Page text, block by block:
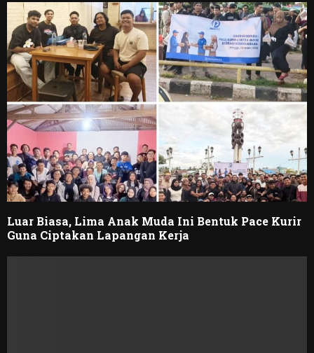
Luar Biasa, Lima Anak Muda Ini Bentuk Pace Kurir
Guna Ciptakan Lapangan Kerja